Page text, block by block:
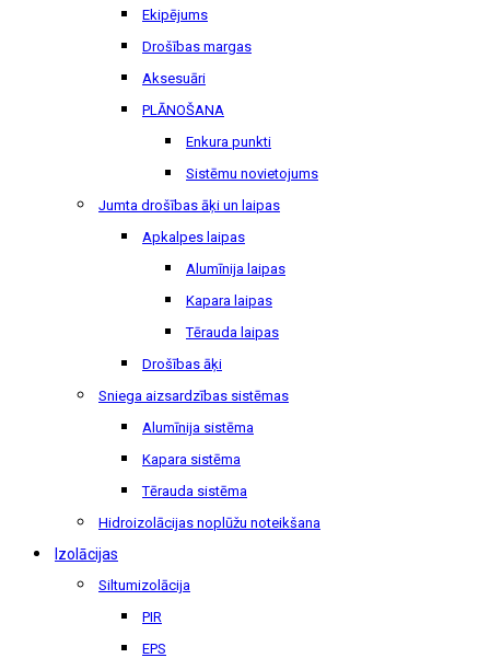
Ekipējums
Drošības margas
Aksesuāri
PLĀNOŠANA
Enkura punkti
Sistēmu novietojums
Jumta drošības āķi un laipas
Apkalpes laipas
Alumīnija laipas
Kapara laipas
Tērauda laipas
Drošības āķi
Sniega aizsardzības sistēmas
Alumīnija sistēma
Kapara sistēma
Tērauda sistēma
Hidroizolācijas noplūžu noteikšana
Izolācijas
Siltumizolācija
PIR
EPS